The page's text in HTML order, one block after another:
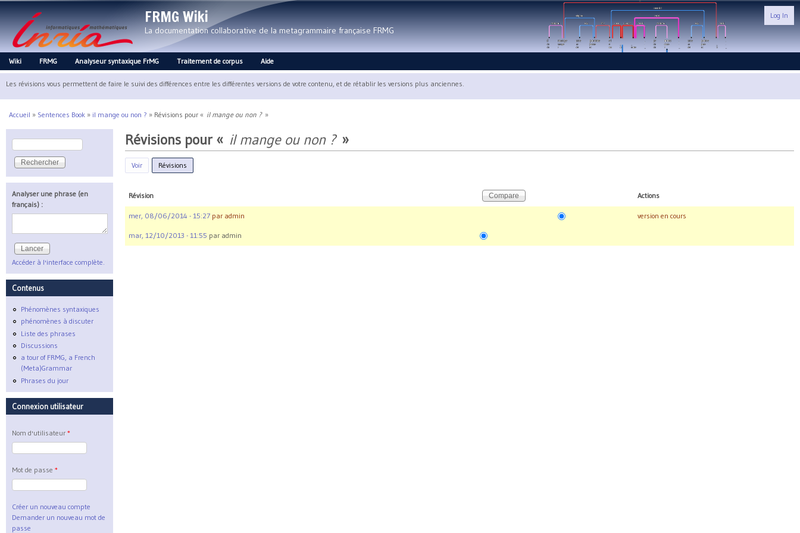
FRMG Wiki
La documentation collaborative de la metagrammaire française FRMG
Log In
Main menu
Wiki FRMG Analyseur syntaxique FrMG Traitement de corpus Aide
Les révisions vous permettent de faire le suivi des différences entre les différentes versions de votre contenu, et de rétablir les versions plus anciennes.
Vous êtes ici
Accueil » Sentences Book » il mange ou non ? » Révisions pour « il mange ou non ?»
Révisions pour « il mange ou non ?»
Voir Révisions
Révision Actions
mer, 08/06/2014 - 15:27 par admin version en cours
mar, 12/10/2013 - 11:55 par admin
Formulaire de recherche
Rechercher
Analyser une phrase (en
français) :
Accéder à l'interface complète.
Contenus
Phénomènes syntaxiques
phénomènes à discuter
Liste des phrases
Discussions
a tour of FRMG, a French
(Meta)Grammar
Phrases du jour
Connexion utilisateur
Nom d'utilisateur *
Mot de passe *
Créer un nouveau compte
Demander un nouveau mot de
passe